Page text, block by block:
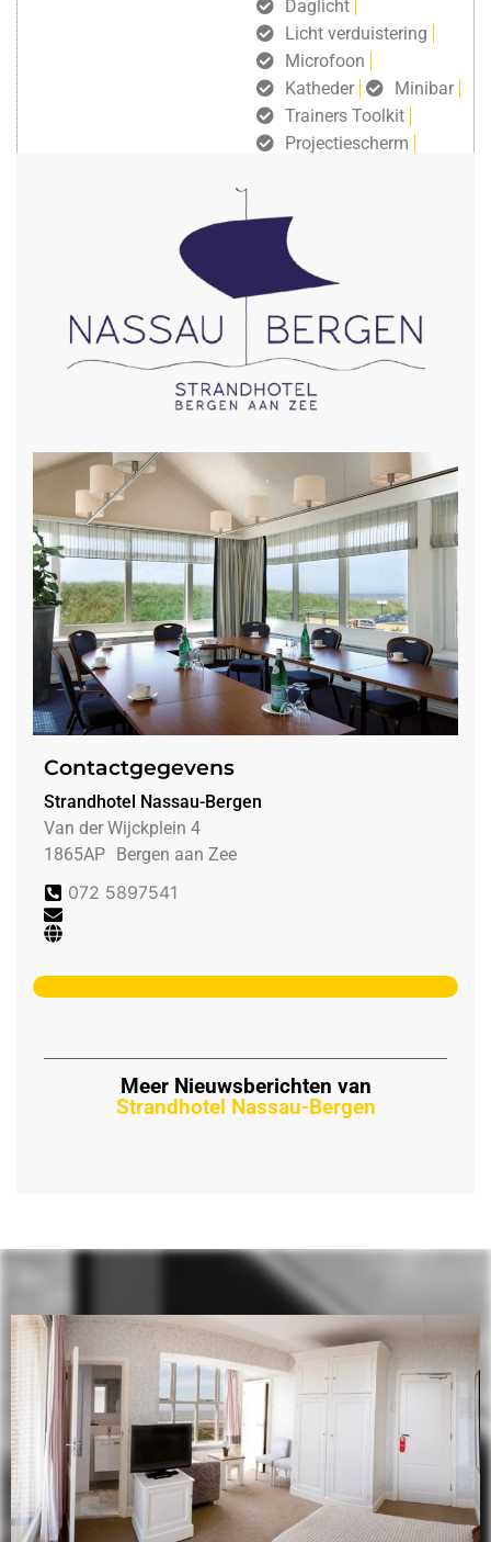
Daglicht
Licht verduistering
Microfoon
Katheder
Minibar
Trainers Toolkit
Projectiescherm
Contactgegevens
Strandhotel Nassau-Bergen
Van der Wijckplein 4
1865AP Bergen aan Zee
072 5897541
Meer Nieuwsberichten van
Strandhotel Nassau-Bergen